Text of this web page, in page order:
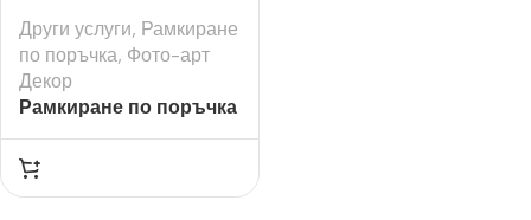
Други услуги, Рамкиране
по поръчка, Фото-арт
Декор
Рамкиране по поръчка